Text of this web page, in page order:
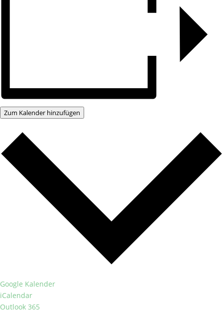
Zum Kalender hinzufügen
Google Kalender
iCalendar
Outlook 365